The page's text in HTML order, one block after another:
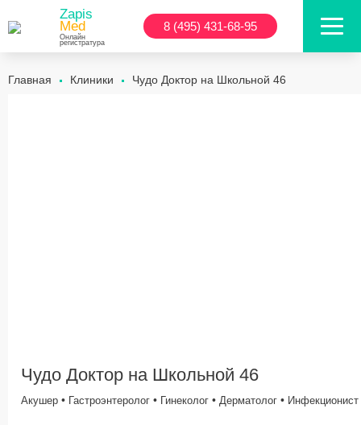
Zapis
Med
Онлайн
регистратура
8 (495) 431-68-95
Главная Клиники Чудо Доктор на Школьной 46
Чудо Доктор на Школьной 46
Акушер • Гастроэнтеролог • Гинеколог • Дерматолог • Инфекционист